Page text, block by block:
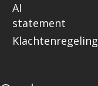
AI
statement
Klachtenregeling